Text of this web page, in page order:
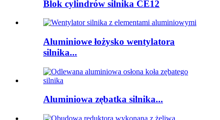
Blok cylindrów silnika CE12
Aluminiowe łożysko wentylatora
silnika...
Aluminiowa zębatka silnika...